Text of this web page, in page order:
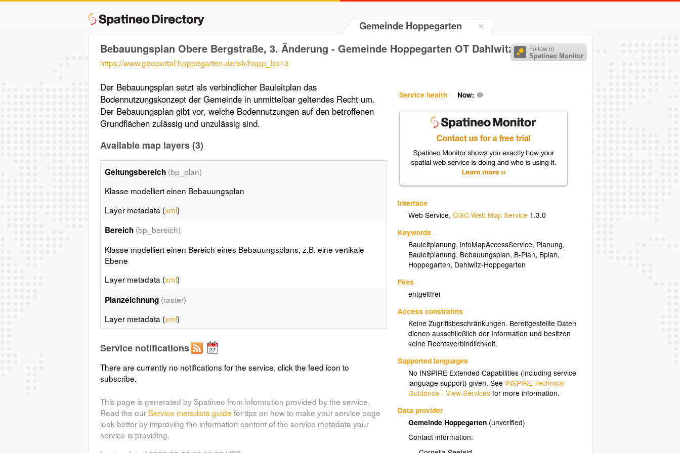
Gemeinde Hoppegarten
Follow in
Spatineo Monitor
Bebauungsplan Obere Bergstraße, 3. Änderung - Gemeinde Hoppegarten OT Dahlwitz-Hoppegarten
https://www.geoportal-hoppegarten.de/isk/hopp_bp13
Service health Now:
Interface
Web Service,OGC Web Map Service 1.3.0
Keywords
Bauleitplanung,infoMapAccessService, Planung,
Bauleitplanung, Bebauungsplan, B-Plan, Bplan,
Hoppegarten, Dahlwitz-Hoppegarten
Fees
entgeltfrei
Access constraints
Keine Zugriffsbeschränkungen. Bereitgestellte Daten
dienen ausschließlich der Information und besitzen
keine Rechtsverbindlichkeit.
Supported languages
No INSPIRE Extended Capabilities (including service
language support) given. See INSPIRE Technical
Guidance - View Services for more information.
Data provider
Gemeinde Hoppegarten (unverified)
Contact information:
Der Bebauungsplan setzt als verbindlicher Bauleitplan das
Bodennutzungskonzept der Gemeinde in unmittelbar geltendes Recht um.
Der Bebauungsplan gibt vor, welche Bodennutzungen auf den betroffenen
Grundflächen zulässig und unzulässig sind.
Available map layers (3)
Geltungsbereich (bp_plan)
Klasse modelliert einen Bebauungsplan
Layer metadata (xml)
Bereich (bp_bereich)
Klasse modelliert einen Bereich eines Bebauungsplans, z.B. eine vertikale
Ebene
Layer metadata (xml)
Planzeichnung (raster)
Layer metadata (xml)
Service notifications
There are currently no notifications for the service, click the feed icon to
subscribe.
This page is generated by Spatineo from information provided by the service.
Read the ourService metadata guide for tips on how to make your service page
look better by improving the information content of the service metadata your
service is providing.